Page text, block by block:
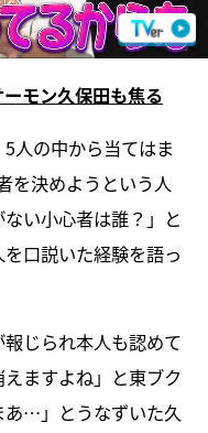
ーモン久保田も焦る
人の中から当てはま
を決めようという人
い小心者は誰？」と
口説いた経験を語っ
じられ本人も認めて
ますよね」と東ブク
あ…」とうなずいた久